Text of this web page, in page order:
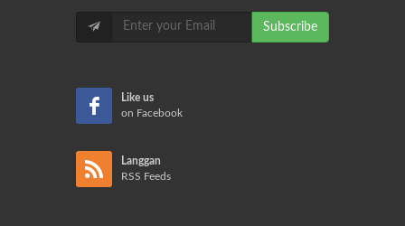
Subscribe
Like us
on Facebook
Langgan
RSS Feeds